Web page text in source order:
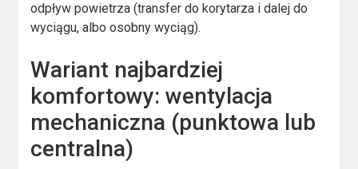
odpływ powietrza (transfer do korytarza i dalej do
wyciągu, albo osobny wyciąg).
Wariant najbardziej
komfortowy: wentylacja
mechaniczna (punktowa lub
centralna)